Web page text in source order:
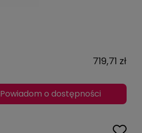
719,71 zł
Powiadom o dostępności